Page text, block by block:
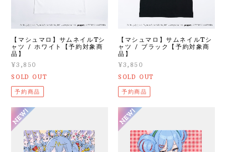
【マシュマロ】サムネイルTシ
ャツ / ホワイト【予約対象商
品】
¥3,850
SOLD OUT
予約商品
【マシュマロ】サムネイルTシ
ャツ / ブラック【予約対象商
品】
¥3,850
SOLD OUT
予約商品